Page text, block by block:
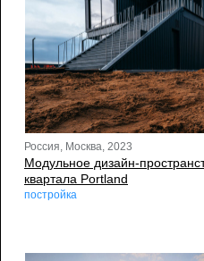
Россия, Москва, 2023
Модульное дизайн-
квартала Portland
постройка